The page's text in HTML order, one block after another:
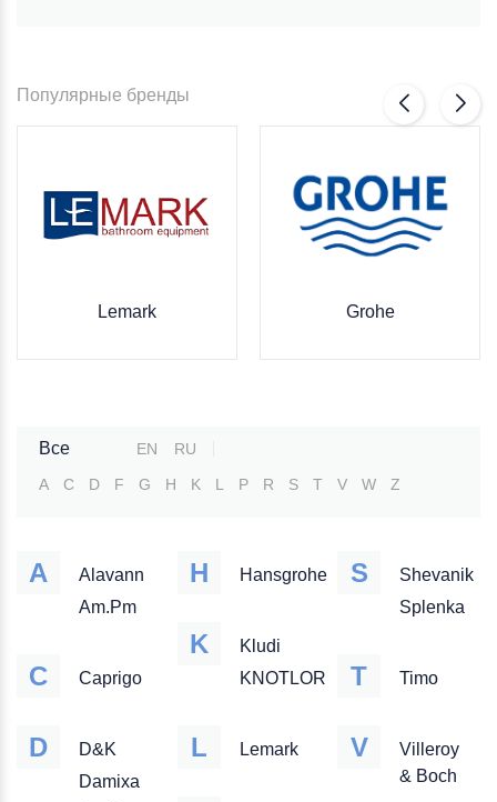
Популярные бренды
Lemark Grohe
Все EN
RU
A
C D F G H K L P R S T V W Z
A
Alavann
Am.Pm
C Caprigo
D
D&K
Damixa
H Hansgrohe
K
Kludi
KNOTLOR
L Lemark
S
Shevanik
Splenka
T Timo
V
Villeroy
& Boch